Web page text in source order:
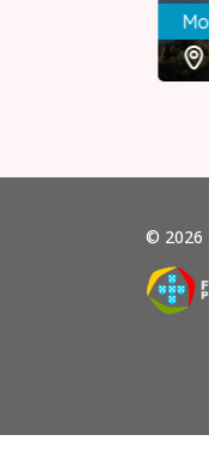
© 2026